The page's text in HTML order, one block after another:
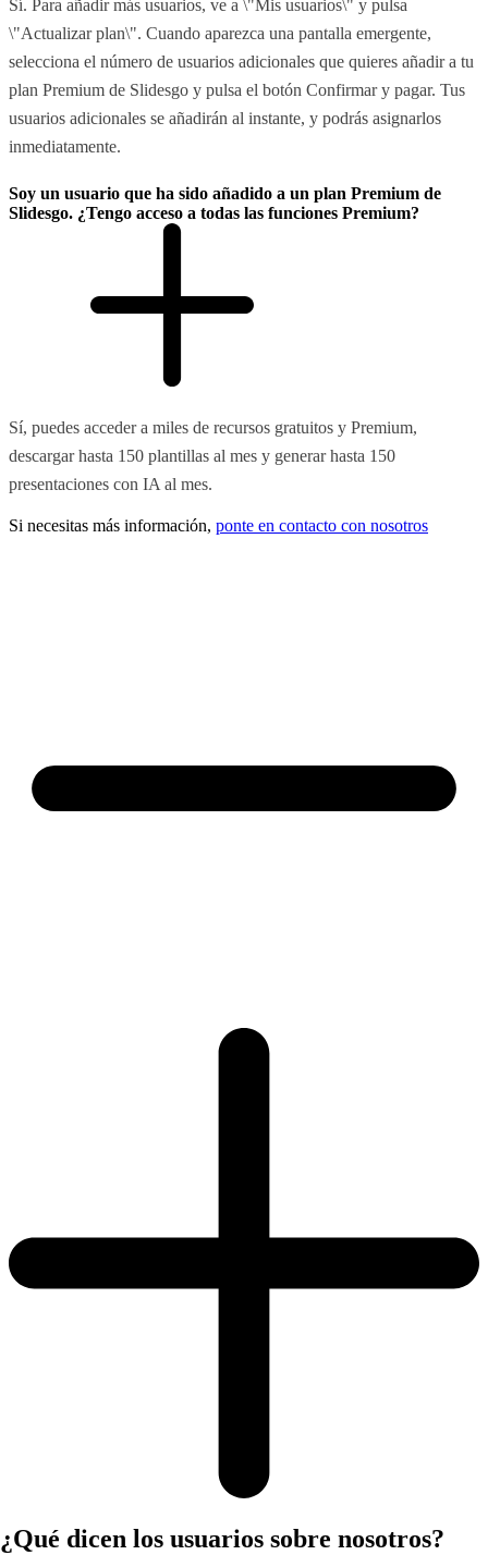
Sí. Para añadir más usuarios, ve a \"Mis usuarios\" y pulsa
\"Actualizar plan\". Cuando aparezca una pantalla emergente,
selecciona el número de usuarios adicionales que quieres añadir a tu
plan Premium de Slidesgo y pulsa el botón Confirmar y pagar. Tus
usuarios adicionales se añadirán al instante, y podrás asignarlos
inmediatamente.
Soy un usuario que ha sido añadido a un plan Premium de
Slidesgo. ¿Tengo acceso a todas las funciones Premium?
Sí, puedes acceder a miles de recursos gratuitos y Premium,
descargar hasta 150 plantillas al mes y generar hasta 150
presentaciones con IA al mes.
Si necesitas más información, ponte en contacto con nosotros
¿Qué dicen los usuarios sobre nosotros?